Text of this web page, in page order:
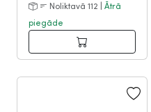
Noliktavā 112 | Ātrā
piegāde